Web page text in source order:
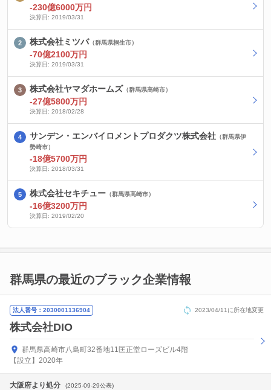
-230億6000万円
決算日: 2019/03/31
株式会社ミツバ （群馬県桐生市）
-70億2100万円
決算日: 2019/03/31
株式会社ヤマダホームズ （群馬県高崎市）
-27億5800万円
決算日: 2018/02/28
サンデン・エンバイロメントプロダクツ株式会社 （群馬県伊
勢崎市）
-18億5700万円
決算日: 2018/03/31
株式会社セキチュー （群馬県高崎市）
-16億3200万円
決算日: 2019/02/20
群馬県の最近のブラック企業情報
法人番号：2030001136904 2023/04/11に所在地変更
株式会社DIO
群馬県高崎市八島町32番地11匡正堂ローズビル4階
【設立】2020年
大阪府より処分 (2025-09-29公表)